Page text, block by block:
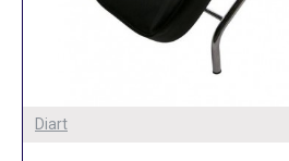
Diart